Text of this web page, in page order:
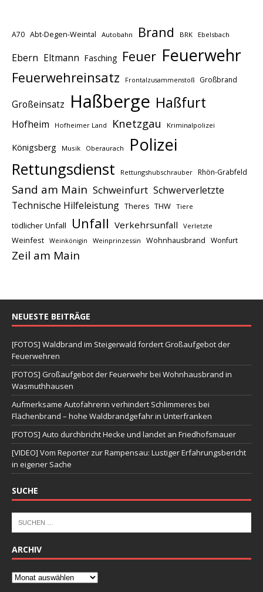
A70 Abt-Degen-Weintal Autobahn Brand BRK Ebelsbach
Ebern Eltmann Fasching Feuer Feuerwehr
Feuerwehreinsatz Frontalzusammenstoß Großbrand
Großeinsatz Haßberge Haßfurt
Hofheim Hofheimer Land Knetzgau Kriminalpolizei
Königsberg Musik Oberaurach Polizei
Rettungsdienst Rettungshubschrauber Rhön-Grabfeld
Sand am Main Schweinfurt Schwerverletzte
Technische Hilfeleistung Theres THW Tiere
tödlicher Unfall Unfall Verkehrsunfall Verletzte
Weinfest Weinkönigin Weinprinzessin Wohnhausbrand Wonfurt
Zeil am Main
NEUESTE BEITRÄGE
[FOTOS] Waldbrand im Steigerwald fordert Großaufgebot der
Feuerwehren
[FOTOS] Großaufgebot der Feuerwehr bei Wohnhausbrand in
Wasmuthhausen
Aufmerksame Autofahrerin verhindert Schlimmeres bei
Flächenbrand – hohe Waldbrandgefahr in Unterfranken
[FOTOS] Auto durchbricht Hecke und landet an Friedhofsmauer
[VIDEO] Vom Reporter zur Rampensau: Lustiger Erfahrungsbericht
in eigener Sache
SUCHE
ARCHIV